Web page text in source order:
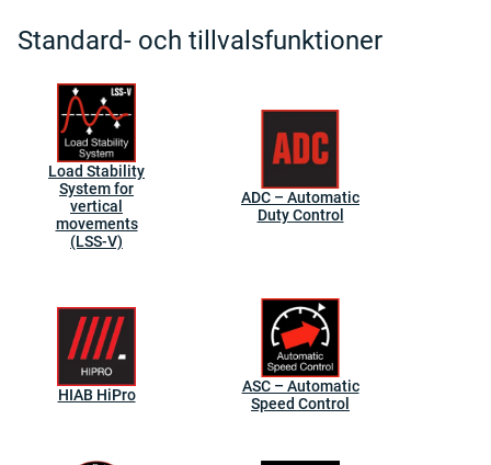
Standard- och tillvalsfunktioner
Load Stability
System for
vertical
movements
(LSS-V)
ADC – Automatic
Duty Control
HIAB HiPro
ASC – Automatic
Speed Control